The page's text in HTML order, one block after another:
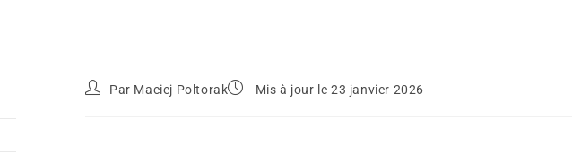
Par Maciej Poltorak Mis à jour le 23 janvier 2026